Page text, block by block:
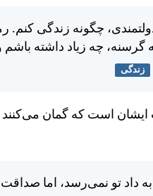
چگونه زندگی
گرسنه، چه زياد داشته باشم
زندگی
ايشان است كه گمان
داد تو نمی‌رسد، اما صداقت